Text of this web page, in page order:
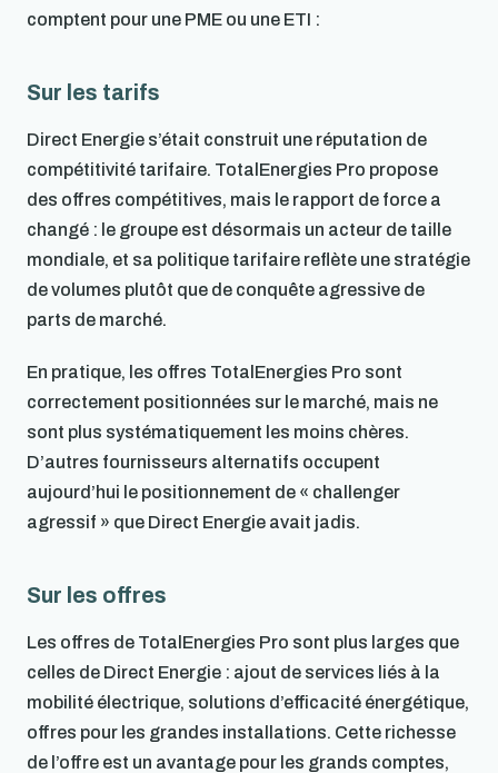
comptent pour une PME ou une ETI :
Sur les tarifs
Direct Energie s’était construit une réputation de
compétitivité tarifaire. TotalEnergies Pro propose
des offres compétitives, mais le rapport de force a
changé : le groupe est désormais un acteur de taille
mondiale, et sa politique tarifaire reflète une stratégie
de volumes plutôt que de conquête agressive de
parts de marché.
En pratique, les offres TotalEnergies Pro sont
correctement positionnées sur le marché, mais ne
sont plus systématiquement les moins chères.
D’autres fournisseurs alternatifs occupent
aujourd’hui le positionnement de « challenger
agressif » que Direct Energie avait jadis.
Sur les offres
Les offres de TotalEnergies Pro sont plus larges que
celles de Direct Energie : ajout de services liés à la
mobilité électrique, solutions d’efficacité énergétique,
offres pour les grandes installations. Cette richesse
de l’offre est un avantage pour les grands comptes,